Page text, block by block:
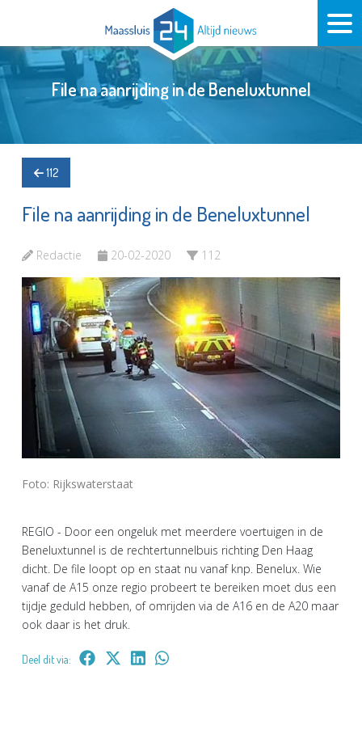
File na aanrijding in de Beneluxtunnel
112
File na aanrijding in de Beneluxtunnel
Redactie 20-02-2020 112
Foto: Rijkswaterstaat
REGIO - Door een ongeluk met meerdere voertuigen in de
Beneluxtunnel is de rechtertunnelbuis richting Den Haag
dicht. De file loopt op en staat nu vanaf knp. Benelux. Wie
vanaf de A15 onze regio probeert te bereiken moet dus een
tijdje geduld hebben, of omrijden via de A16 en de A20 maar
ook daar is het druk.
Deel dit via: